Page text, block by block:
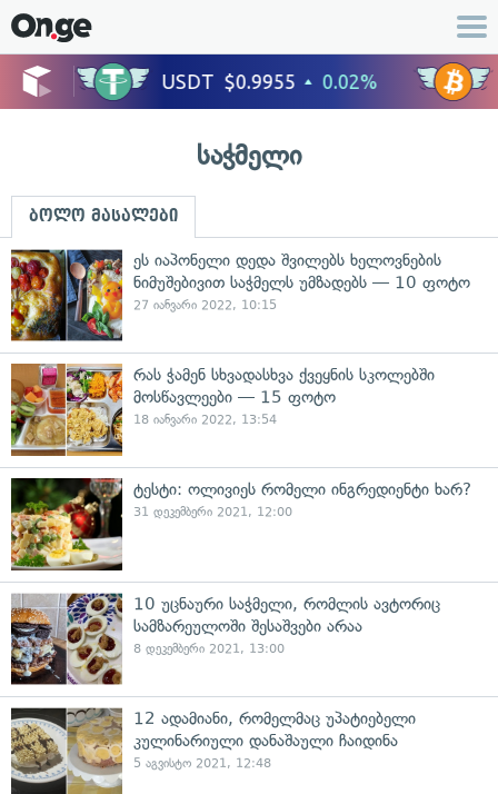
საჭმელი
ბოლო მასალები
ეს იაპონელი დედა შვილებს ხელოვნების
ნიმუშებივით საჭმელს უმზადებს — 10 ფოტო
27 იანვარი 2022, 10:15
რას ჭამენ სხვადასხვა ქვეყნის სკოლებში
მოსწავლეები — 15 ფოტო
18 იანვარი 2022, 13:54
ტესტი: ოლივიეს რომელი ინგრედიენტი ხარ?
31 დეკემბერი 2021, 12:00
10 უცნაური საჭმელი, რომლის ავტორიც
სამზარეულოში შესაშვები არაა
8 დეკემბერი 2021, 13:00
12 ადამიანი, რომელმაც უპატიებელი
კულინარიული დანაშაული ჩაიდინა
5 აგვისტო 2021, 12:48